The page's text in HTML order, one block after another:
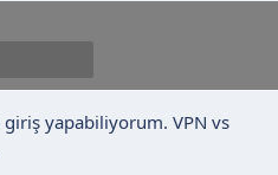
yapabiliyorum. VPN vs